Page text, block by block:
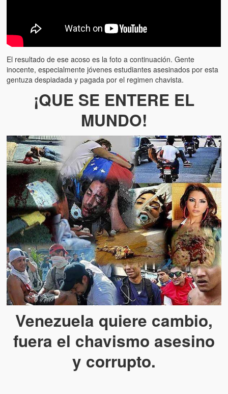
El resultado de ese acoso es la foto a continuación. Gente
inocente, especialmente jóvenes estudiantes asesinados por esta
gentuza despiadada y pagada por el regimen chavista.
¡QUE SE ENTERE EL
MUNDO!
Venezuela quiere cambio,
fuera el chavismo asesino
y corrupto.